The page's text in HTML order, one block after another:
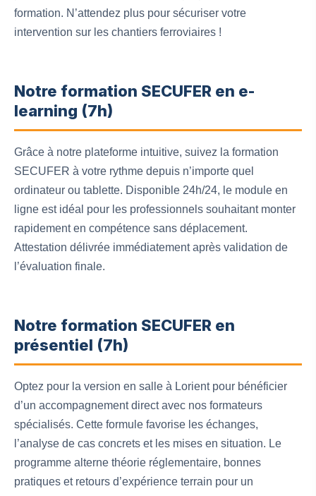
formation. N’attendez plus pour sécuriser votre
intervention sur les chantiers ferroviaires !
Notre formation SECUFER en e-
learning (7h)
Grâce à notre plateforme intuitive, suivez la formation
SECUFER à votre rythme depuis n’importe quel
ordinateur ou tablette. Disponible 24h/24, le module en
ligne est idéal pour les professionnels souhaitant monter
rapidement en compétence sans déplacement.
Attestation délivrée immédiatement après validation de
l’évaluation finale.
Notre formation SECUFER en
présentiel (7h)
Optez pour la version en salle à Lorient pour bénéficier
d’un accompagnement direct avec nos formateurs
spécialisés. Cette formule favorise les échanges,
l’analyse de cas concrets et les mises en situation. Le
programme alterne théorie réglementaire, bonnes
pratiques et retours d’expérience terrain pour un